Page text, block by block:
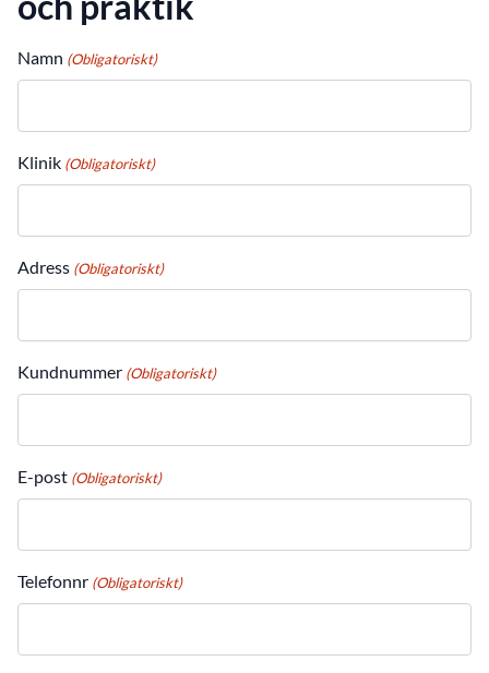
Namn (Obligatoriskt)
Klinik (Obligatoriskt)
Adress (Obligatoriskt)
Kundnummer (Obligatoriskt)
E-post (Obligatoriskt)
Telefonnr (Obligatoriskt)